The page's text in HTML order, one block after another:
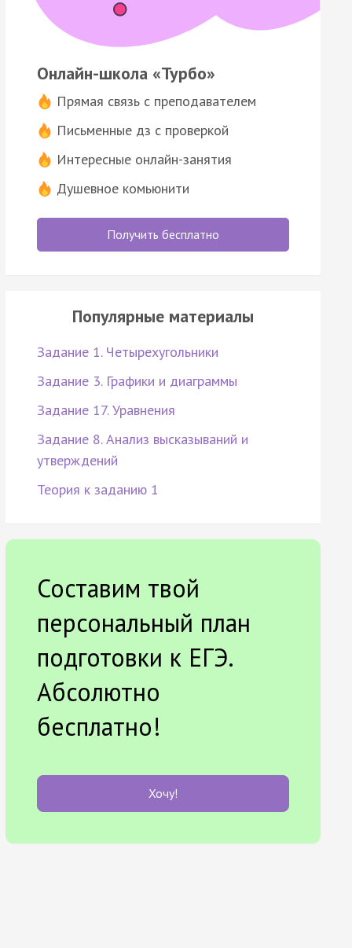
Онлайн-школа «Турбо»
Прямая связь с преподавателем
Письменные дз с проверкой
Интересные онлайн-занятия
Душевное комьюнити
Получить бесплатно
Популярные материалы
Задание 1. Четырехугольники
Задание 3. Графики и диаграммы
Задание 17. Уравнения
Задание 8. Анализ высказываний и
утверждений
Теория к заданию 1
Составим твой
персональный план
подготовки к ЕГЭ.
Абсолютно
бесплатно!
Хочу!